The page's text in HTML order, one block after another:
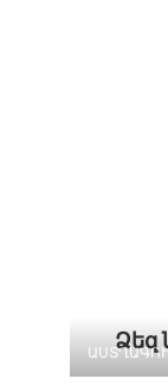
Ձեզ